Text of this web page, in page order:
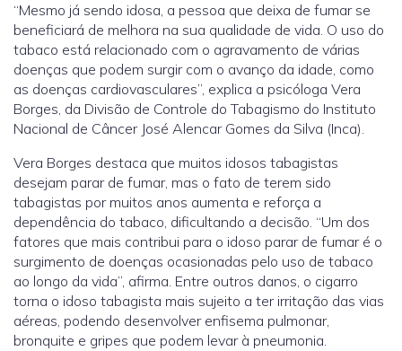
“Mesmo já sendo idosa, a pessoa que deixa de fumar se
beneficiará de melhora na sua qualidade de vida. O uso do
tabaco está relacionado com o agravamento de várias
doenças que podem surgir com o avanço da idade, como
as doenças cardiovasculares”, explica a psicóloga Vera
Borges, da Divisão de Controle do Tabagismo do Instituto
Nacional de Câncer José Alencar Gomes da Silva (Inca).
Vera Borges destaca que muitos idosos tabagistas
desejam parar de fumar, mas o fato de terem sido
tabagistas por muitos anos aumenta e reforça a
dependência do tabaco, dificultando a decisão. “Um dos
fatores que mais contribui para o idoso parar de fumar é o
surgimento de doenças ocasionadas pelo uso de tabaco
ao longo da vida”, afirma. Entre outros danos, o cigarro
torna o idoso tabagista mais sujeito a ter irritação das vias
aéreas, podendo desenvolver enfisema pulmonar,
bronquite e gripes que podem levar à pneumonia.